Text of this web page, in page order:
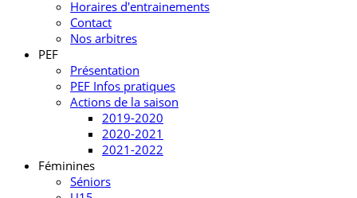
Horaires d'entrainements
Contact
Nos arbitres
PEF
Présentation
PEF Infos pratiques
Actions de la saison
2019-2020
2020-2021
2021-2022
Féminines
Séniors